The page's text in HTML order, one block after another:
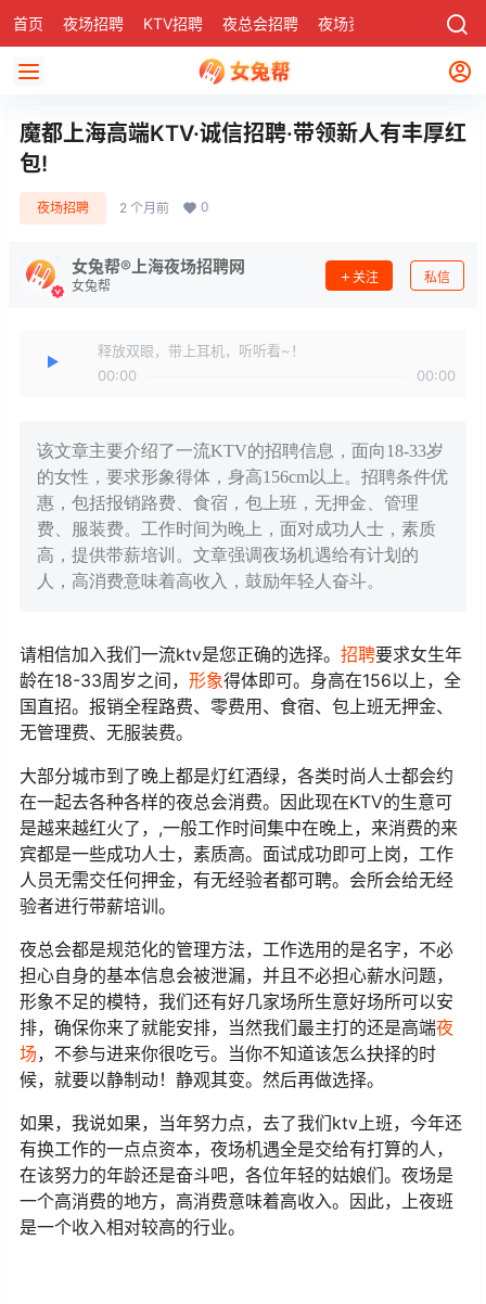
首页 夜场招聘 KTV招聘 夜总会招聘 夜场资讯 社区
魔都上海高端KTV·诚信招聘·带领新人有丰厚红
包!
夜场招聘 2 个月前 0
女兔帮®上海夜场招聘网
女兔帮
关注 私信
释放双眼，带上耳机，听听看~！
00:00
00:00
该文章主要介绍了一流KTV的招聘信息，面向18-33岁
的女性，要求形象得体，身高156cm以上。招聘条件优
惠，包括报销路费、食宿，包上班，无押金、管理
费、服装费。工作时间为晚上，面对成功人士，素质
高，提供带薪培训。文章强调夜场机遇给有计划的
人，高消费意味着高收入，鼓励年轻人奋斗。
请相信加入我们一流ktv是您正确的选择。 招聘要求女生年
龄在18-33周岁之间， 形象得体即可。身高在156以上，全
国直招。报销全程路费、零费用、食宿、包上班无押金、
无管理费、无服装费。
大部分城市到了晚上都是灯红酒绿，各类时尚人士都会约
在一起去各种各样的夜总会消费。因此现在KTV的生意可
是越来越红火了，,一般工作时间集中在晚上，来消费的来
宾都是一些成功人士，素质高。面试成功即可上岗，工作
人员无需交任何押金，有无经验者都可聘。会所会给无经
验者进行带薪培训。
夜总会都是规范化的管理方法，工作选用的是名字，不必
担心自身的基本信息会被泄漏，并且不必担心薪水问题，
形象不足的模特，我们还有好几家场所生意好场所可以安
排，确保你来了就能安排，当然我们最主打的还是高端夜
场，不参与进来你很吃亏。当你不知道该怎么抉择的时
候，就要以静制动！静观其变。然后再做选择。
如果，我说如果，当年努力点，去了我们ktv上班，今年还
有换工作的一点点资本，夜场机遇全是交给有打算的人，
在该努力的年龄还是奋斗吧，各位年轻的姑娘们。夜场是
一个高消费的地方，高消费意味着高收入。因此，上夜班
是一个收入相对较高的行业。